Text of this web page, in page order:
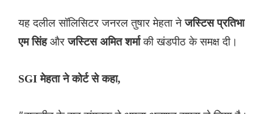
यह दलील सॉलिसिटर जनरल तुषार मेहता नेजस्टिस प्रतिभा
एम सिंह औरजस्टिस अमित शर्माकी खंडपीठ के समक्ष दी।
SGI मेहता ने कोर्ट से कहा,